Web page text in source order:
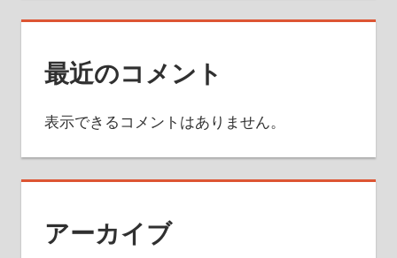
最近のコメント
表示できるコメントはありません。
アーカイブ